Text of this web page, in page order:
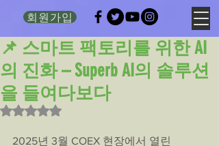
회원가입
📌 스마트 팩토리를 위한 AI
의 진화 – Superb AI의 솔루션
을 들여다보다
별점 5점 중 NaN점을 주었습니다.
2025년 3월 COEX 현장에서 열린